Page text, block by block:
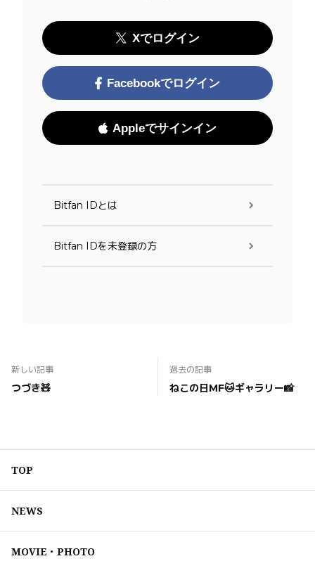
Xでログイン
Facebookでログイン
Appleでサインイン
Bitfan IDとは
Bitfan IDを未登録の方
新しい記事
つづき🧸
過去の記事
ねこの日MF🐱ギャラリー📸
TOP
NEWS
MOVIE・PHOTO